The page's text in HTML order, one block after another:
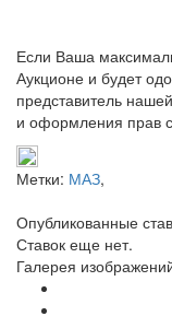
Если Ваша
Аукционе и будет
представитель
и оформления прав
Метки: МАЗ,
Опубликованные
Ставок еще нет.
Галерея